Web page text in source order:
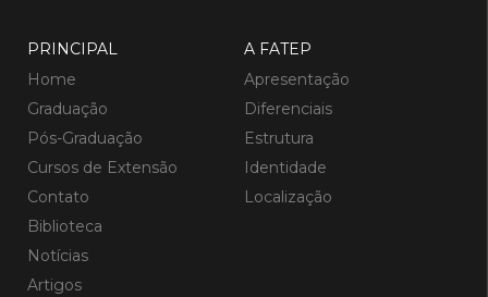
PRINCIPAL
Home
Graduação
Pós-Graduação
Cursos de Extensão
Contato
Biblioteca
Notícias
Artigos
A FATEP
Apresentação
Diferenciais
Estrutura
Identidade
Localização